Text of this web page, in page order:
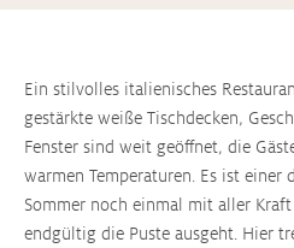
Ein stilvolles italienisches
gestärkte weiße Tischdecken,
Fenster sind weit geöffnet, die
warmen Temperaturen. Es ist einer
Sommer noch einmal mit aller
endgültig die Puste ausgeht. Hier